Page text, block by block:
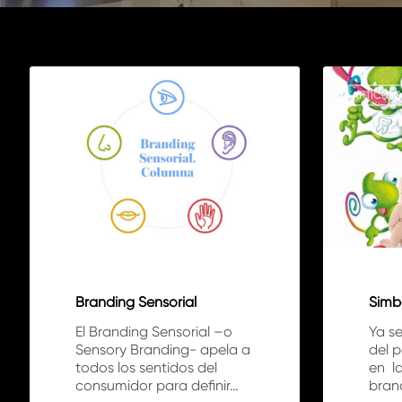
Branding
Branding Sensorial
El Branding Sensorial –o
Sensory Branding- apela a
todos los sentidos del
consumidor para definir…
Simbología
del
Branding
Ya
del
en